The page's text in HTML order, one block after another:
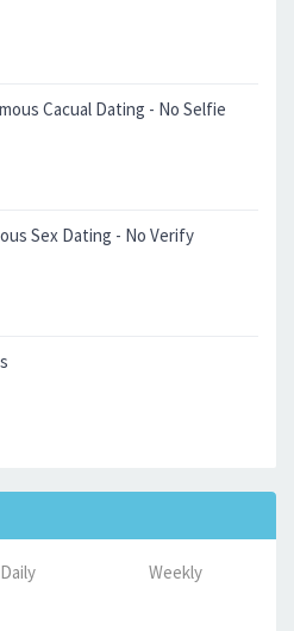
Cacual Dating - No Selfie
Sex Dating - No Verify
Daily Weekly